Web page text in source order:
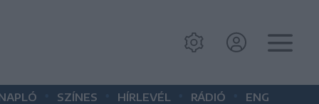
SZÍNES HÍRLEVÉL RÁDIÓ ENG